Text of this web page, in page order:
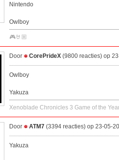
Nintendo
Owlboy
🎮🤘🏼
Door CorePrideX (9800 reacties) op
Owlboy
Yakuza
Xenoblade Chronicles 3 Game of the
Door ATM7 (3394 reacties) op 23-05-
Yakuza